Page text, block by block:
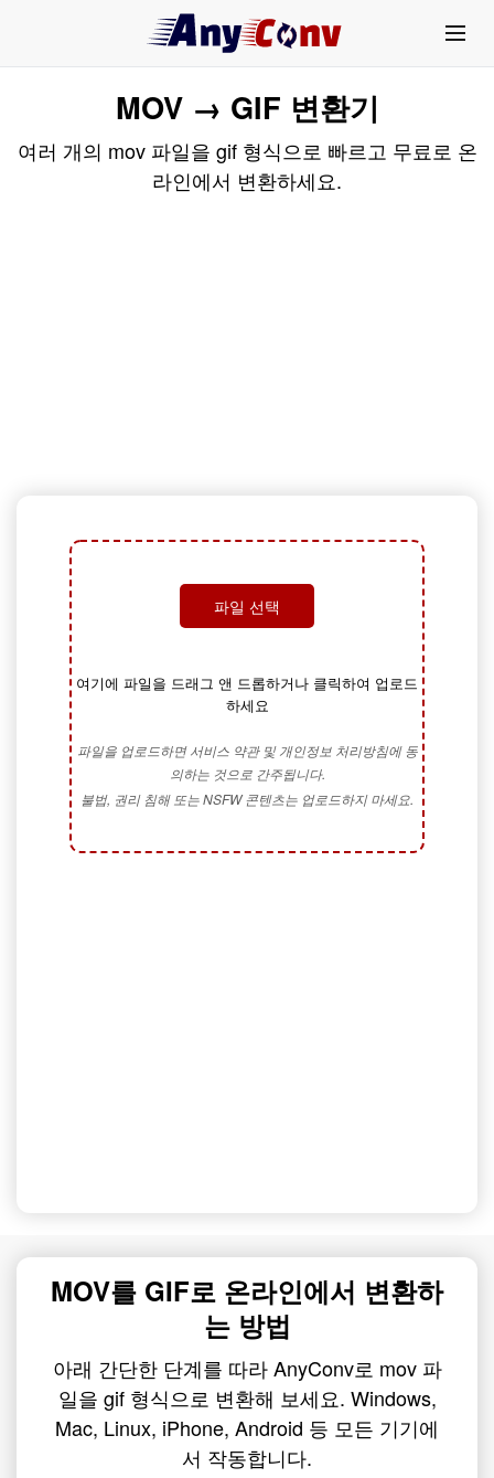
MOV → GIF 변환기
여러 개의 mov 파일을 gif 형식으로 빠르고 무료로 온
라인에서 변환하세요.
파일 선택
여기에 파일을 드래그 앤 드롭하거나 클릭하여 업로드
하세요
파일을 업로드하면 서비스 약관 및 개인정보 처리방침에 동
의하는 것으로 간주됩니다.
불법, 권리 침해 또는 NSFW 콘텐츠는 업로드하지 마세요.
MOV를 GIF로 온라인에서 변환하
는 방법
아래 간단한 단계를 따라 AnyConv로 mov 파
일을 gif 형식으로 변환해 보세요. Windows,
Mac, Linux, iPhone, Android 등 모든 기기에
서 작동합니다.